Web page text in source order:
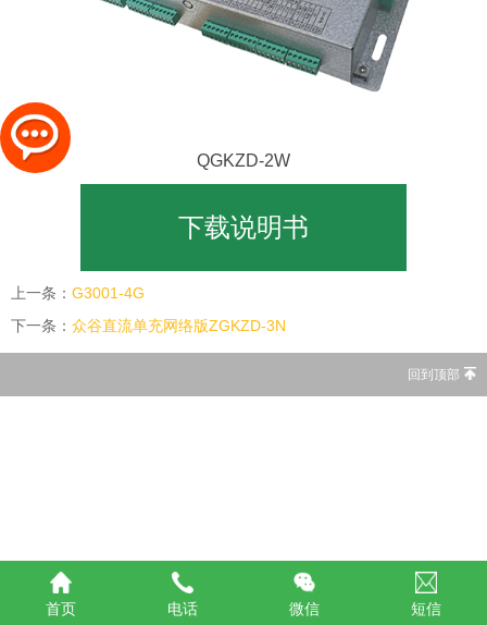
QGKZD-2W
下载说明书
上一条： G3001-4G
下一条： 众谷直流单充网络版ZGKZD-3N
回到顶部
首页 电话 微信 短信